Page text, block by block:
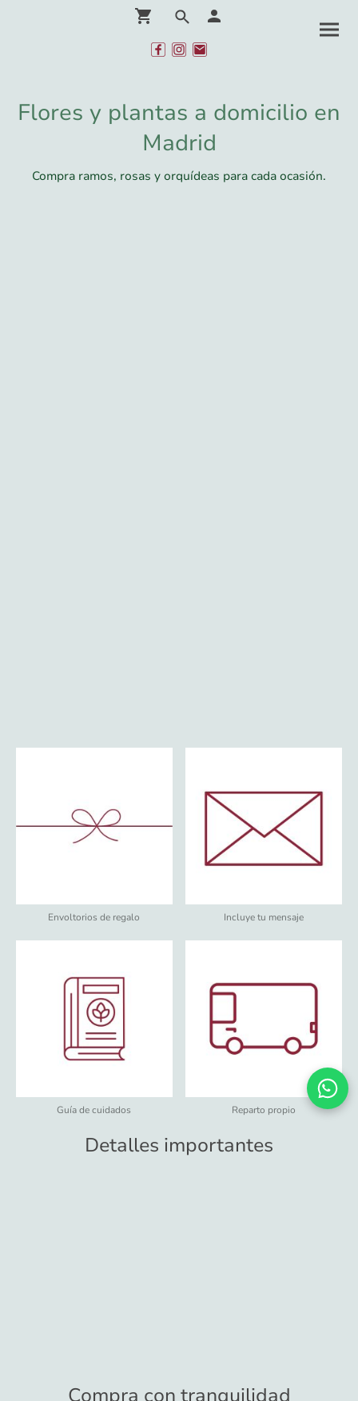
Flores y plantas a domicilio en
Madrid
Compra ramos, rosas y orquídeas para cada ocasión.
Envoltorios de regalo Incluye tu mensaje
Guía de cuidados Reparto propio
Detalles importantes
Compra con tranquilidad